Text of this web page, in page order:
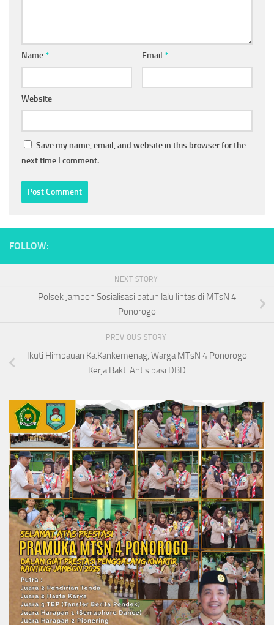
Name* Email *
Website
Save my name, email, and website in this browser for the
next time I comment.
FOLLOW:
NEXT STORY
Polsek Jambon Sosialisasi patuh lalu lintas di MTsN 4
Ponorogo
PREVIOUS STORY
Ikuti Himbauan Ka.Kankemenag, Warga MTsN 4 Ponorogo
Kerja Bakti Antisipasi DBD